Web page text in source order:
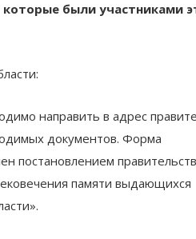
были участниками
направить в адрес
документов. Форма
постановлением
памяти выдающихся